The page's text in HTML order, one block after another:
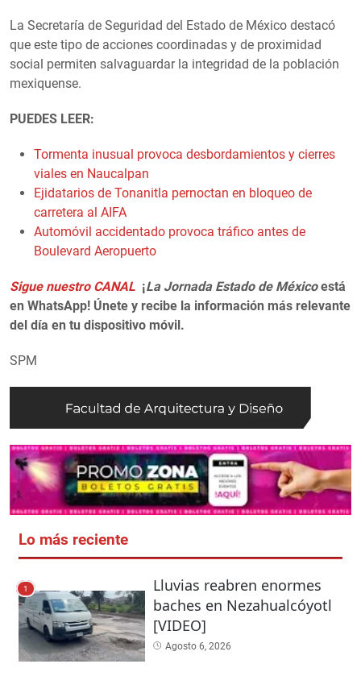
La Secretaría de Seguridad del Estado de México destacó
que este tipo de acciones coordinadas y de proximidad
social permiten salvaguardar la integridad de la población
mexiquense.
PUEDES LEER:
Tormenta inusual provoca desbordamientos y cierres
viales en Naucalpan
Ejidatarios de Tonanitla pernoctan en bloqueo de
carretera al AIFA
Automóvil accidentado provoca tráfico antes de
Boulevard Aeropuerto
Sigue nuestro CANAL ¡La Jornada Estado de Méxicoestá
en WhatsApp! Únete y recibe la información más relevante
del día en tu dispositivo móvil.
SPM
Lo más reciente
1
Lluvias reabren enormes
baches en Nezahualcóyotl
[VIDEO]
Agosto 6, 2026